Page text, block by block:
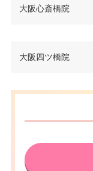
大阪心斎橋院
住所
電話番号
アクセス
大阪四ツ橋院
電話番号